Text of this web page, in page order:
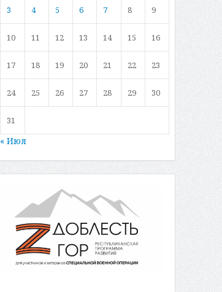
3 4 5 6 7 8 9
10 11 12 13 14 15 16
17 18 19 20 21 22 23
24 25 26 27 28 29 30
31
« Июл